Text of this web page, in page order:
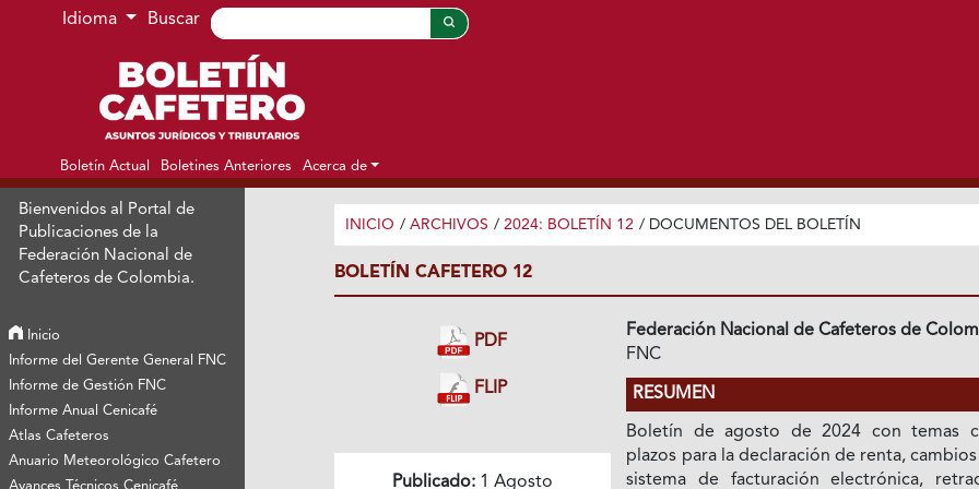
Ir al menú de navegación principal
Ir al contenido principal
Ir al pie de página del sitio
Idioma Buscar
Boletín Actual Boletines Anteriores Acerca de
Bienvenidos al Portal de
Publicaciones de la
Federación Nacional de
Cafeteros de Colombia.
Inicio
Informe del Gerente General FNC
Informe de Gestión FNC
Informe Anual Cenicafé
Atlas Cafeteros
Anuario Meteorológico Cafetero
INICIO / ARCHIVOS / 2024: BOLETÍN 12 / DOCUMENTOS DEL BOLETÍN
BOLETÍN CAFETERO 12
PDF
FLIP
Publicado:1 Agosto
Federación Nacional de Cafeteros de
FNC
RESUMEN
Boletín de agosto de 2024 con temas
plazos para la declaración de renta, cambios
sistema de facturación electrónica,